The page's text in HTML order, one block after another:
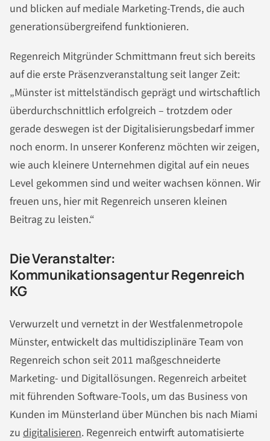
und blicken auf mediale Marketing-Trends, die auch
generationsübergreifend funktionieren.
Regenreich Mitgründer Schmittmann freut sich bereits
auf die erste Präsenzveranstaltung seit langer Zeit:
„Münster ist mittelständisch geprägt und wirtschaftlich
überdurchschnittlich erfolgreich – trotzdem oder
gerade deswegen ist der Digitalisierungsbedarf immer
noch enorm. In unserer Konferenz möchten wir zeigen,
wie auch kleinere Unternehmen digital auf ein neues
Level gekommen sind und weiter wachsen können. Wir
freuen uns, hier mit Regenreich unseren kleinen
Beitrag zu leisten.“
Die Veranstalter:
Kommunikationsagentur Regenreich
KG
Verwurzelt und vernetzt in der Westfalenmetropole
Münster, entwickelt das multidisziplinäre Team von
Regenreich schon seit 2011 maßgeschneiderte
Marketing- und Digitallösungen. Regenreich arbeitet
mit führenden Software-Tools, um das Business von
Kunden im Münsterland über München bis nach Miami
zu digitalisieren. Regenreich entwirft automatisierte